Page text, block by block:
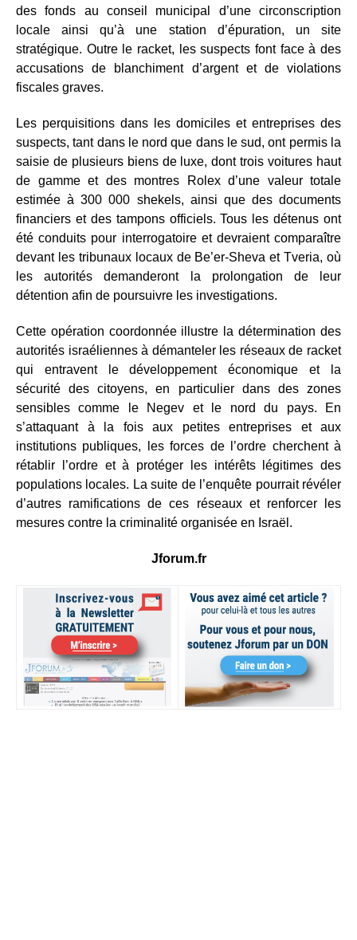
des fonds au conseil municipal d’une circonscription
locale ainsi qu’à une station d’épuration, un site
stratégique. Outre le racket, les suspects font face à des
accusations de blanchiment d’argent et de violations
fiscales graves.
Les perquisitions dans les domiciles et entreprises des
suspects, tant dans le nord que dans le sud, ont permis la
saisie de plusieurs biens de luxe, dont trois voitures haut
de gamme et des montres Rolex d’une valeur totale
estimée à 300 000 shekels, ainsi que des documents
financiers et des tampons officiels. Tous les détenus ont
été conduits pour interrogatoire et devraient comparaître
devant les tribunaux locaux de Be’er-Sheva et Tveria, où
les autorités demanderont la prolongation de leur
détention afin de poursuivre les investigations.
Cette opération coordonnée illustre la détermination des
autorités israéliennes à démanteler les réseaux de racket
qui entravent le développement économique et la
sécurité des citoyens, en particulier dans des zones
sensibles comme le Negev et le nord du pays. En
s’attaquant à la fois aux petites entreprises et aux
institutions publiques, les forces de l’ordre cherchent à
rétablir l’ordre et à protéger les intérêts légitimes des
populations locales. La suite de l’enquête pourrait révéler
d’autres ramifications de ces réseaux et renforcer les
mesures contre la criminalité organisée en Israël.
Jforum.fr